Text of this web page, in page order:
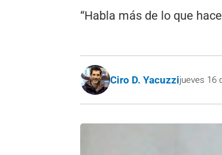
“Habla más de lo que
Ciro D. Yacuzzijueves 16